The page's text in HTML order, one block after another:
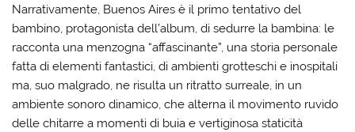
Narrativamente, Buenos Aires è il primo tentativo del
bambino, protagonista dell’album, di sedurre la bambina: le
racconta una menzogna “affascinante”, una storia personale
fatta di elementi fantastici, di ambienti grotteschi e inospitali
ma, suo malgrado, ne risulta un ritratto surreale, in un
ambiente sonoro dinamico, che alterna il movimento ruvido
delle chitarre a momenti di buia e vertiginosa staticità